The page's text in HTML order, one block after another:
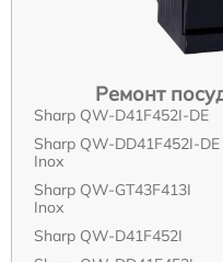
Ремонт
Sharp QW-D41F452I-DE
Sharp QW-DD41F452I-DE
Inox
Sharp QW-GT43F413I
Inox
Sharp QW-D41F452I